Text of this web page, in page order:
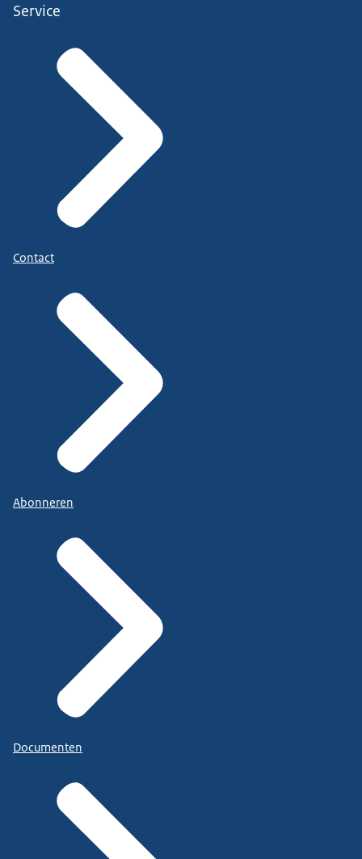
Service
Contact
Abonneren
Documenten